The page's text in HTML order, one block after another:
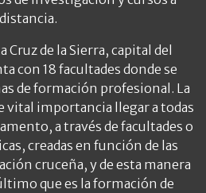
distancia.
Cruz de la Sierra, capital del
con 18 facultades donde se
de formación profesional. La
vital importancia llegar a todas
a través de facultades o
creadas en función de las
cruceña, y de esta manera
que es la formación de